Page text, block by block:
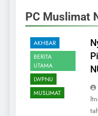
PC Muslimat
AKHBAR
BERITA
UTAMA
LWPNU
MUSLIMAT